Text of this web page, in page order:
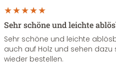
Sehr schöne und leichte
Sehr schöne und leichte
auch auf Holz und sehen
wieder bestellen.